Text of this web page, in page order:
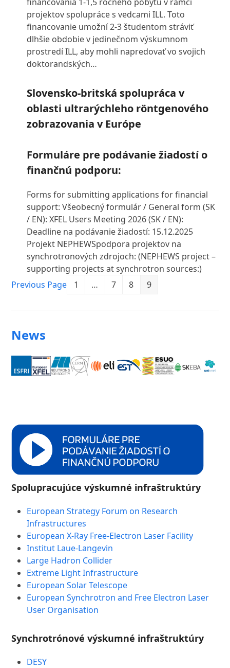
projektov spolupráce s vedcami ILL. Toto
financovanie umožní 2-3 študentom stráviť
dlhšie obdobie v jedinečnom výskumnom
prostredí ILL, aby mohli napredovať vo svojich
doktorandských…
Slovensko-britská spolupráca v
oblasti ultrarýchleho röntgenového
zobrazovania v Európe
Formuláre pre podávanie žiadostí o
finančnú podporu:
Forms for submitting applications for financial
support: Všeobecný formulár / General form (SK
/ EN): XFEL Users Meeting 2026 (SK / EN):
Deadline na podávanie žiadostí: 15.12.2025
Projekt NEPHEWSpodpora projektov na
synchrotronových zdrojoch: (NEPHEWS project –
supporting projects at synchrotron sources:)
Previous Page
1 … 7 8 9
News
Spolupracujúce výskumné infraštruktúry
European Strategy Forum on Research
Infrastructures
European X-Ray Free-Electron Laser Facility
Institut Laue-Langevin
Large Hadron Collider
Extreme Light Infrastructure
European Solar Telescope
European Synchrotron and Free Electron Laser
User Organisation
Synchrotrónové výskumné infraštruktúry
DESY